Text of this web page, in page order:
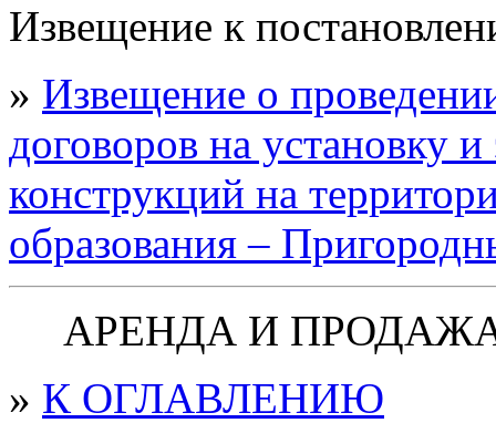
Извещение к
» Извещение о
договоров на установку
конструкций на
образования –
АРЕНДА И
» К ОГЛАВЛЕНИЮ